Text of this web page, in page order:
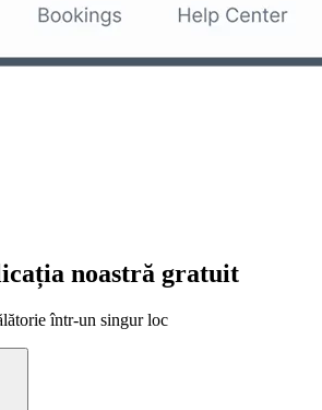
noastră gratuit
într-un singur loc